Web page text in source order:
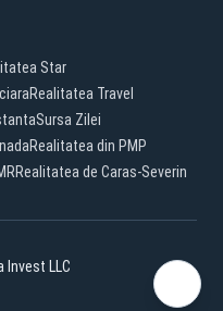
Star
Realitatea Travel
Sursa Zilei
Realitatea din PMP
Realitatea de Caras-Severin
Invest LLC